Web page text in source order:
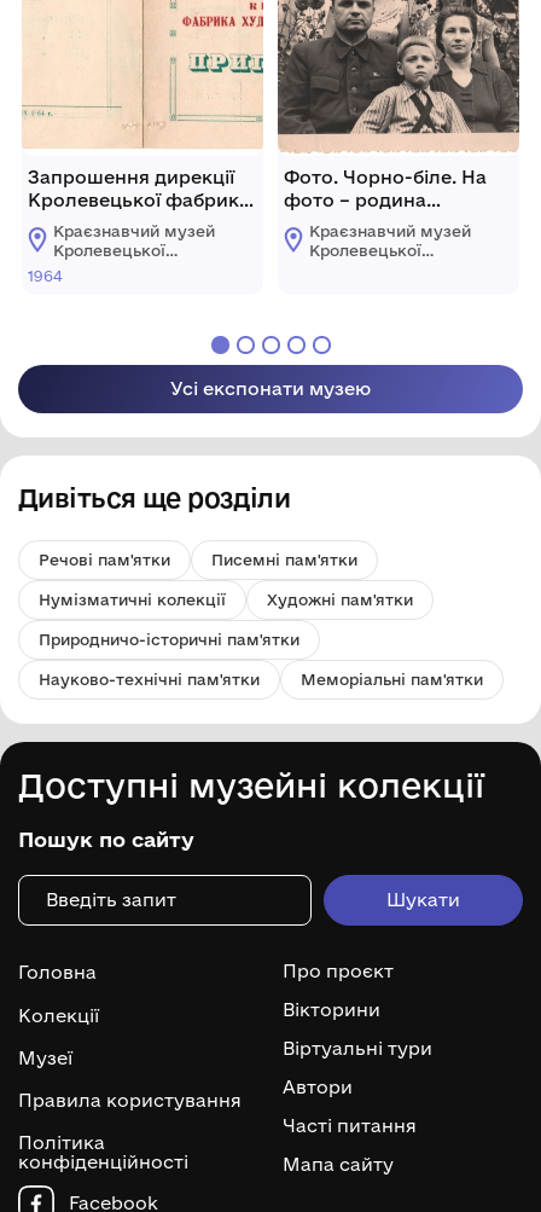
Запрошення дирекції
Кролевецької фабрики
художнього ткацтва на
виставку асортименту
виробів, які випускає
Краєзнавчий музей
Кролевецької
міської ради
1964
Фото. Чорно-біле. На
фото – родина
Додакова Івана
Якимовича.
Краєзнавчий музей
Кролевецької
Усі експонати музею
Дивіться ще розділи
Речові пам'ятки Писемні пам'ятки
Нумізматичні колекції Художні пам'ятки
Природничо-історичні пам'ятки
Науково-технічні пам'ятки Меморіальні пам'ятки
Доступні музейні колекції
Пошук по сайту
Головна
Колекції
Музеї
Правила користування
Політика
конфіденційності
Про проєкт
Вікторини
Віртуальні тури
Автори
Часті питання
Мапа сайту
Facebook